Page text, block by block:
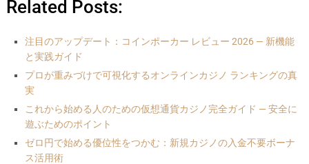
Related Posts:
注目のアップデート：コインポーカー レビュー 2026 — 新機能
と実践ガイド
プロが重みづけで可視化するオンラインカジノ ランキングの真
実
これから始める人のための仮想通貨カジノ完全ガイド — 安全に
遊ぶためのポイント
ゼロ円で始める優位性をつかむ：新規カジノの入金不要ボーナ
ス活用術